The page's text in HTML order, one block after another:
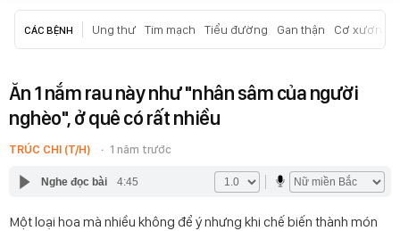
CÁC BỆNH Ung thư Tim mạch Tiểu đường Gan thận Cơ xương
Ăn 1 nắm rau này như "nhân sâm của người
nghèo", ở quê có rất nhiều
TRÚC CHI (T/H) 1 năm trước
Nghe đọc bài 4:45
Một loại hoa mà nhiều không để ý nhưng khi chế biến thành món